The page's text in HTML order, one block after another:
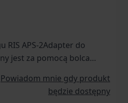
RIS APS-2Adapter do
jest za pomocą bolca
Adapter
RIS o szerokości 22mm.
Powiadom mnie gdy produkt
będzie dostępny